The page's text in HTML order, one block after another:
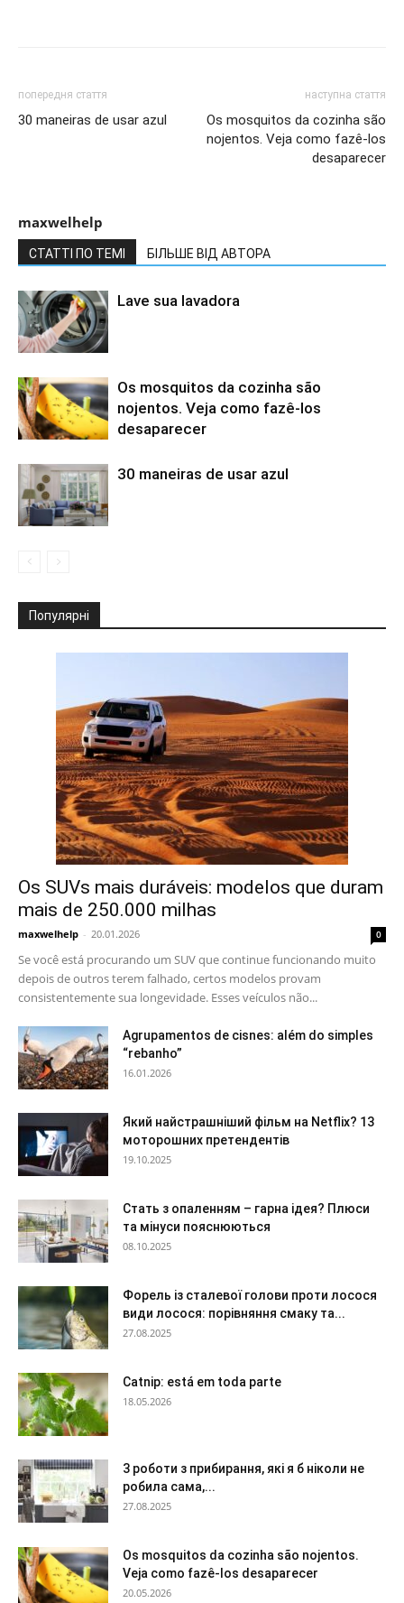
попередня стаття
30 maneiras de usar azul
наступна стаття
Os mosquitos da cozinha são
nojentos. Veja como fazê-los
desaparecer
maxwelhelp
СТАТТІ ПО ТЕМІ БІЛЬШЕ ВІД АВТОРА
Lave sua lavadora
Os mosquitos da cozinha são
nojentos. Veja como fazê-los
desaparecer
30 maneiras de usar azul
Популярні
Os SUVs mais duráveis: modelos que duram
mais de 250.000 milhas
maxwelhelp - 20.01.2026 0
Se você está procurando um SUV que continue funcionando muito
depois de outros terem falhado, certos modelos provam
consistentemente sua longevidade. Esses veículos não...
Agrupamentos de cisnes: além do simples
“rebanho”
16.01.2026
Який найстрашніший фільм на Netflix? 13
моторошних претендентів
19.10.2025
Стать з опаленням – гарна ідея? Плюси
та мінуси пояснюються
08.10.2025
Форель із сталевої голови проти лосося
види лосося: порівняння смаку та...
27.08.2025
Catnip: está em toda parte
18.05.2026
3 роботи з прибирання, які я б ніколи не
робила сама,...
27.08.2025
Os mosquitos da cozinha são nojentos.
Veja como fazê-los desaparecer
20.05.2026